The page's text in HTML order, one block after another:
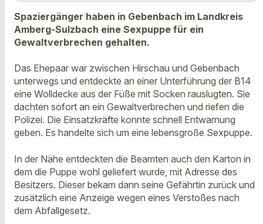
Spaziergänger haben in Gebenbach im Landkreis
Amberg-Sulzbach eine Sexpuppe für ein
Gewaltverbrechen gehalten.
Das Ehepaar war zwischen Hirschau und Gebenbach
unterwegs und entdeckte an einer Unterführung der B14
eine Wolldecke aus der Füße mit Socken rauslugten. Sie
dachten sofort an ein Gewaltverbrechen und riefen die
Polizei. Die Einsatzkräfte konnte schnell Entwarnung
geben. Es handelte sich um eine lebensgroße Sexpuppe.
In der Nähe entdeckten die Beamten auch den Karton in
dem die Puppe wohl geliefert wurde, mit Adresse des
Besitzers. Dieser bekam dann seine Gefährtin zurück und
zusätzlich eine Anzeige wegen eines Verstoßes nach
dem Abfallgesetz.